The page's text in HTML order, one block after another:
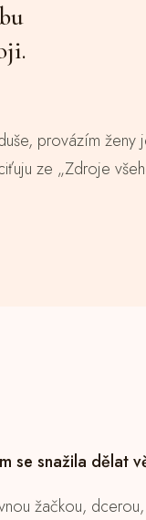
provázím ženy
ze „Zdroje
se snažila dělat
žačkou,